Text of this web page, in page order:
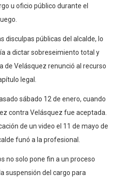
u oficio público durante el
disculpas públicas del alcalde, lo
a dictar sobreseimiento total y
de Velásquez renunció al recurso
legal.
sábado 12 de enero, cuando
contra Velásquez fue aceptada.
de un video el 11 de mayo de
funó a la profesional.
no solo pone fin a un proceso
suspensión del cargo para